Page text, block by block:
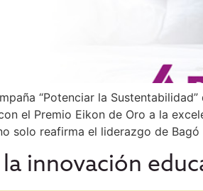
“Potenciar la
el Premio Eikon de Oro a la
solo reafirma el liderazgo de
la innovación